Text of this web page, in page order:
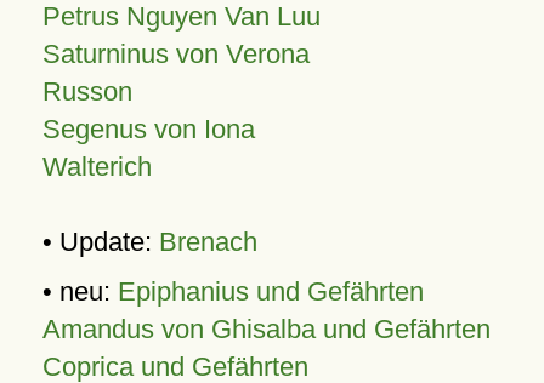
Petrus Nguyen Van Luu
Saturninus von Verona
Russon
Segenus von Iona
Walterich
• Update: Brenach
• neu: Epiphanius und Gefährten
Amandus von Ghisalba und Gefährten
Coprica und Gefährten